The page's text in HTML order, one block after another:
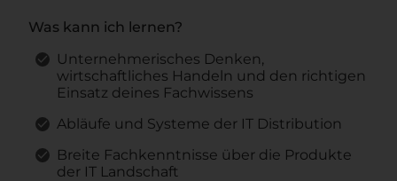
Was kann ich lernen?
Unternehmerisches Denken,
wirtschaftliches Handeln und den richtigen
Einsatz deines Fachwissens
Abläufe und Systeme der IT Distribution
Breite Fachkenntnisse über die Produkte
der IT Landschaft